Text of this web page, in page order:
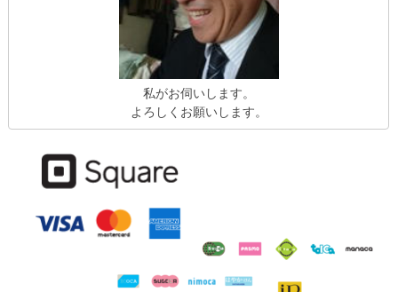
私がお伺いします。
よろしくお願いします。